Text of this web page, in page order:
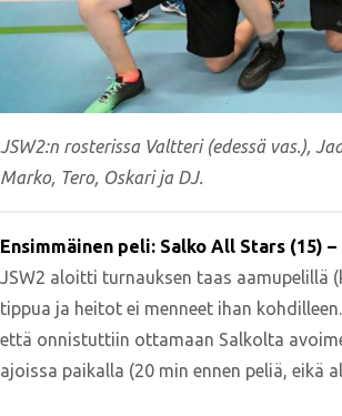
JSW2:n rosterissa Valtteri (edessä vas.),
Marko, Tero, Oskari ja DJ.
Ensimmäinen peli: Salko All Stars (15) –
JSW2 aloitti turnauksen taas aamupelillä
tippua ja heitot ei menneet ihan
että onnistuttiin ottamaan Salkolta
ajoissa paikalla (20 min ennen peliä, eikä